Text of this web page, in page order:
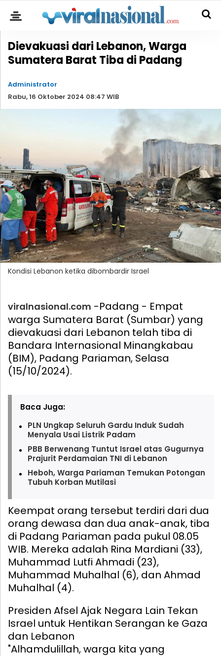
Dievakuasi dari Lebanon, Warga
Sumatera Barat Tiba di Padang
Administrator
Rabu, 16 Oktober 2024 08:47 WIB
Kondisi Lebanon ketika dibombardir Israel
viralnasional.com -Padang - Empat
warga Sumatera Barat (Sumbar) yang
dievakuasi dari Lebanon telah tiba di
Bandara Internasional Minangkabau
(BIM), Padang Pariaman, Selasa
(15/10/2024).
Baca Juga:
PLN Ungkap Seluruh Gardu Induk Sudah
Menyala Usai Listrik Padam
PBB Berwenang Tuntut Israel atas Gugurnya
Prajurit Perdamaian TNI di Lebanon
Heboh, Warga Pariaman Temukan Potongan
Tubuh Korban Mutilasi
Keempat orang tersebut terdiri dari dua
orang dewasa dan dua anak-anak, tiba
di Padang Pariaman pada pukul 08.05
WIB. Mereka adalah Rina Mardiani (33),
Muhammad Lutfi Ahmadi (23),
Muhammad Muhalhal (6), dan Ahmad
Muhalhal (4).
Presiden Afsel Ajak Negara Lain Tekan
Israel untuk Hentikan Serangan ke Gaza
dan Lebanon
"Alhamdulillah, warga kita yang